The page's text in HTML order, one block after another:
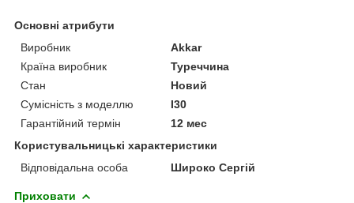
Основні атрибути
Виробник
Akkar
Країна виробник
Туреччина
Стан
Новий
Сумісність з моделлю
I30
Гарантійний термін
12 мес
Користувальницькі характеристики
Відповідальна особа
Широко Сергій
Приховати